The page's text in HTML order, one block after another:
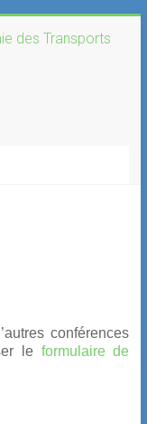
conférences
le formulaire de